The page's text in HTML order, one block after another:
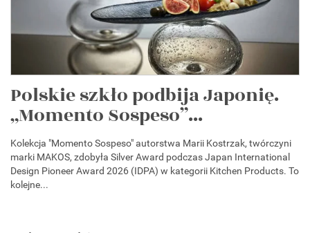
Polskie szkło podbija Japonię.
„Momento Sospeso”...
Kolekcja "Momento Sospeso" autorstwa Marii Kostrzak, twórczyni
marki MAKOS, zdobyła Silver Award podczas Japan International
Design Pioneer Award 2026 (IDPA) w kategorii Kitchen Products. To
kolejne...